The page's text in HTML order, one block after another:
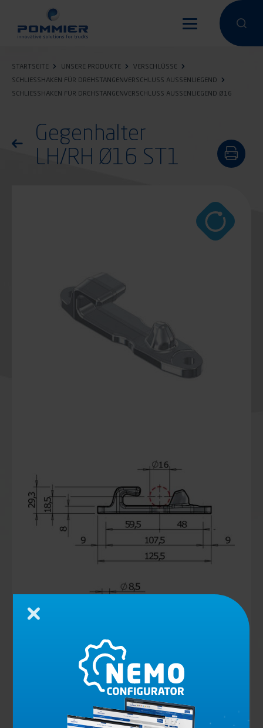
Inhalt
Eine
Eine
STARTSEITE UNSERE PRODUKTE
VERSCHLÜSSE
SCHLIESSHAKEN FÜR DREHSTANGENVERSCHLUSS AUSSENLIEGEND
SCHLIESSHAKEN FÜR DREHSTANGENVERSCHLUSS AUSSENLIEGEND Ø16
Zurück zur Produktliste
Gegenhalter
LH/RH Ø16 ST1